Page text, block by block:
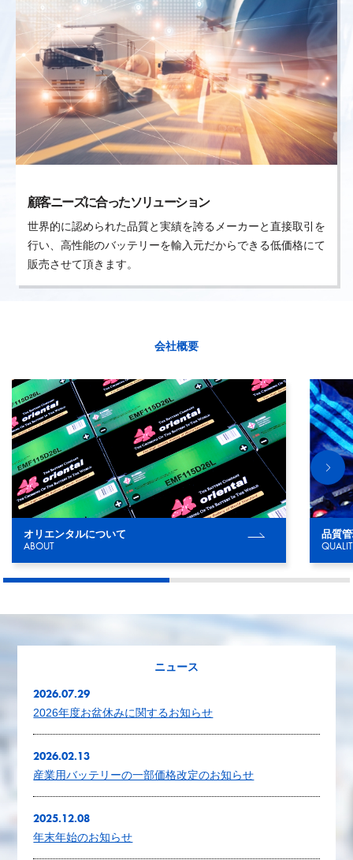
顧客ニーズに合ったソリューション
世界的に認められた品質と実績を誇るメーカーと直接取引を
行い、高性能のバッテリーを輸入元だからできる低価格にて
販売させて頂きます。
会社概要
オリエンタルについて 品質
ニュース
2026.07.29
2026年度お盆休みに関するお知らせ
2026.02.13
産業用バッテリーの一部価格改定のお知らせ
2025.12.08
年末年始のお知らせ